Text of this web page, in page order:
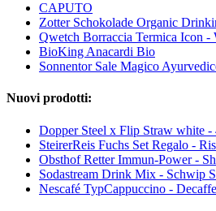
CAPUTO
Zotter Schokolade Organic
Qwetch Borraccia Termica Icon -
BioKing Anacardi Bio
Sonnentor Sale Magico
Nuovi prodotti:
Dopper Steel x Flip Straw white -
SteirerReis Fuchs Set Regalo -
Obsthof Retter Immun-Power -
Sodastream Drink Mix - Schwip
Nescafé TypCappuccino -